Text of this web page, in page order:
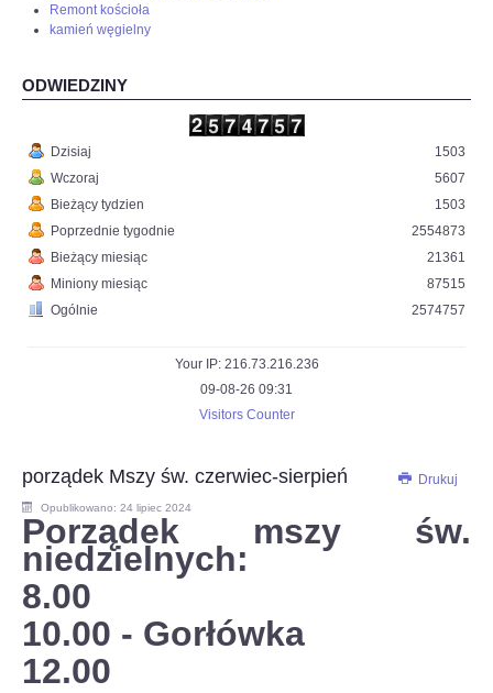
Remont kościoła
kamień węgielny
ODWIEDZINY
Dzisiaj
Wczoraj
Bieżący tydzien
Poprzednie tygodnie
Bieżący miesiąc
Miniony miesiąc
Ogólnie
1503
5607
1503
2554873
21361
87515
2574757
Your IP: 216.73.216.236
09-08-26 09:31
Visitors Counter
Drukuj
porządek Mszy św. czerwiec-sierpień
Opublikowano: 24 lipiec 2024
Porządek mszy św.
niedzielnych:
8.00
10.00 - Gorłówka
12.00